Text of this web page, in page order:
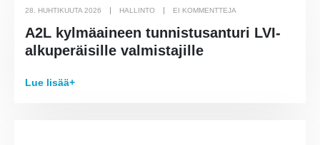
28. HUHTIKUUTA 2026 HALLINTO EI KOMMENTTEJA
A2L kylmäaineen tunnistusanturi LVI-
alkuperäisille valmistajille
Lue lisää+